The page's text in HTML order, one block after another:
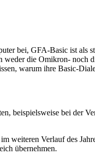
bei, GFA-Basic ist als
weder die Omikron- noch
warum ihre Basic-
beispielsweise bei der
weiteren Verlauf des
übernehmen.